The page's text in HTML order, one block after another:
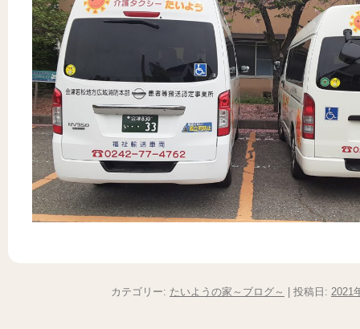
カテゴリー: たいようの家～ブログ～ | 投稿日: 2021